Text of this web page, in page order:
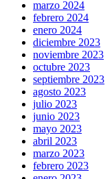
marzo 2024
febrero 2024
enero 2024
diciembre 2023
noviembre 2023
octubre 2023
septiembre 2023
agosto 2023
julio 2023
junio 2023
mayo 2023
abril 2023
marzo 2023
febrero 2023